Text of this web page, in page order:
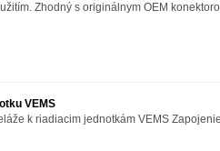
Zhodný s originálnym OEM
VEMS
k riadiacim jednotkám VEMS